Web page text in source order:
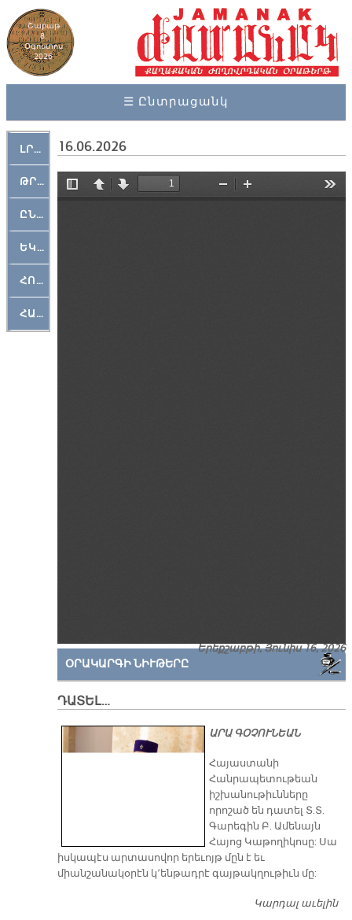
Շաբաթ
8,
Օգոստոս
2026
☰ Ընտրացանկ
ԼՐԱՀՈՍ
ԹՐՔԱՀԱՅ ԿԵԱՆՔ
ԸՆԿԵՐԱՄՇԱԿՈՒԹԱՅԻՆ
ԵԿԵՂԵՑԱԿԱՆ
ՀՈԳԵՄՏԱՒՈՐ
ՀԱՐԹԱԿ
16.06.2026
Երեքշաբթի, Յունիս 16, 2026
ՕՐԱԿԱՐԳԻ ՆԻՒԹԵՐԸ
ԴԱՏԵԼ…
ԱՐԱ ԳՕՉՈՒՆԵԱՆ
​Հայաստանի
Հանրապետութեան
իշխանութիւնները
որոշած են դատել Տ.Տ.
Գարեգին Բ. Ամենայն
Հայոց Կաթողիկոսը: Սա
իսկապէս արտասովոր երեւոյթ մըն է եւ
միանշանակօրէն կ՚ենթադրէ գայթակղութիւն մը:
Կարդալ աւելին